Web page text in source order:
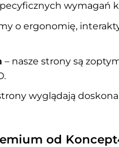
wymagań
o ergonomię,
– nasze strony są
wyglądają
od